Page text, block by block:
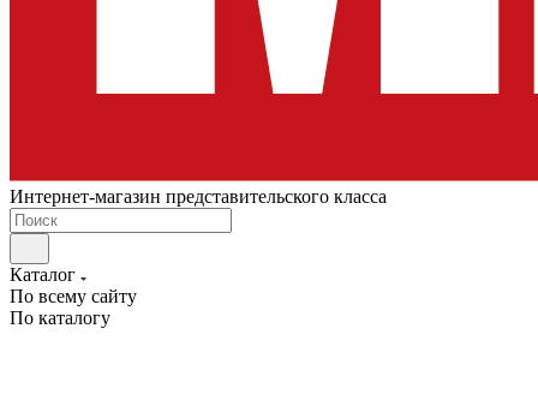
Интернет-магазин представительского класса
Каталог
По всему сайту
По каталогу